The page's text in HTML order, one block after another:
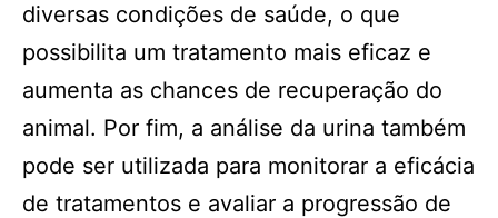
diversas condições de saúde, o que
possibilita um tratamento mais eficaz e
aumenta as chances de recuperação do
animal. Por fim, a análise da urina também
pode ser utilizada para monitorar a eficácia
de tratamentos e avaliar a progressão de